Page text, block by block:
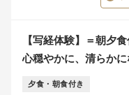
【写経体験】＝朝夕
心穏やかに、清らか
夕食・朝食付き